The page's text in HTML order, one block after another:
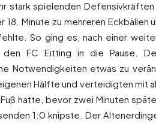
stark spielenden
Minute zu mehreren Eckbällen
So ging es, nach einer
FC Eitting in die Pause.
Notwendigkeiten etwas zu
Hälfte und verteidigten mit
hatte, bevor zwei Minuten
1:0 knipste. Der